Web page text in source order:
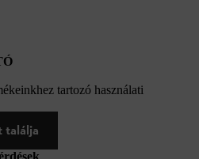
tartozó használati
találja